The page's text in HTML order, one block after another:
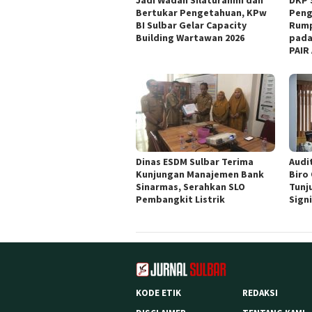
Bertukar Pengetahuan, KPw
BI Sulbar Gelar Capacity
Building Wartawan 2026
Dinas ESDM Sulbar Terima
Kunjungan Manajemen Bank
Sinarmas, Serahkan SLO
Pembangkit Listrik
Biro
KODE ETIK
REDAKSI